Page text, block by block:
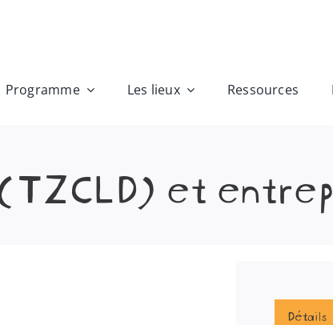
Programme Les lieux Ressources
(TZCLD) et
Détails